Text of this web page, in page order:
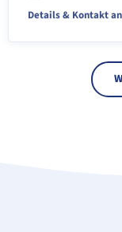
Details & Kontakt